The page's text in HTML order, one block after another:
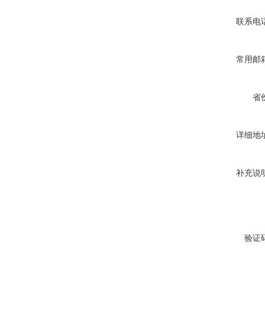
联系电
常用邮
省
详细地
补充说
验证